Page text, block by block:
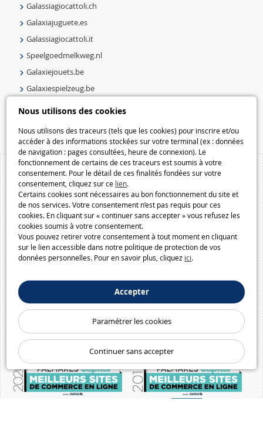
Nous utilisons des cookies
Nous utilisons des traceurs (tels que les cookies) pour inscrire et/ou
accéder à des informations stockées sur votre terminal (ex : données
de navigation : pages consultées, heure de connexion). Le
fonctionnement de certains de ces traceurs est soumis à votre
consentement. Pour le détail de ces finalités fondées sur votre
consentement, cliquez sur ce lien.
Certains cookies sont nécessaires au bon fonctionnement du site et
de nos services. Votre consentement n’est pas requis pour ces
cookies. En cliquant sur « continuer sans accepter » vous refusez les
cookies soumis à votre consentement.
Vous pouvez retirer votre consentement à tout moment en cliquant
sur le lien accessible dans notre politique de protection de vos
données personnelles. Pour en savoir plus, cliquez ici.
Accepter
Paramétrer les cookies
Continuer sans accepter
Galassiagiocattoli.ch
Galaxiajuguete.es
Galassiagiocattoli.it
Speelgoedmelkweg.nl
Galaxiejouets.be
Galaxiespielzeug.be